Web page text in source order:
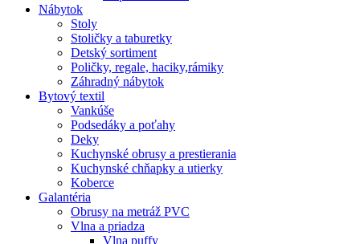
Nábytok
Stoly
Stoličky a taburetky
Detský sortiment
Poličky, regale, haciky,rámiky
Záhradný nábytok
Bytový textil
Vankúše
Podsedáky a poťahy
Deky
Kuchynské obrusy a prestierania
Kuchynské chňapky a utierky
Koberce
Galantéria
Obrusy na metráž PVC
Vlna a priadza
Vlna puffy